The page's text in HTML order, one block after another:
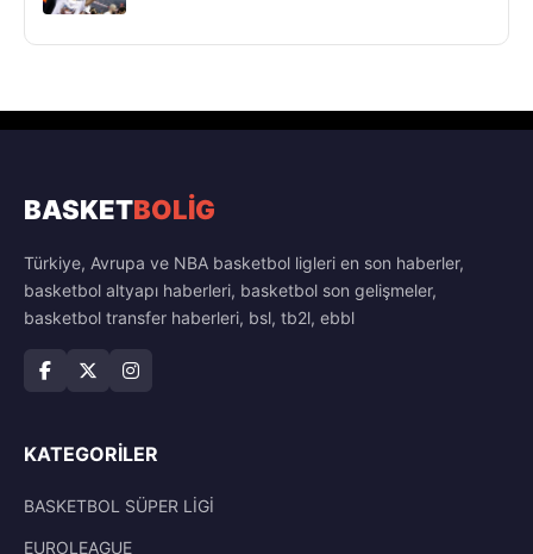
BASKETBOLİG
Türkiye, Avrupa ve NBA basketbol ligleri en son haberler,
basketbol altyapı haberleri, basketbol son gelişmeler,
basketbol transfer haberleri, bsl, tb2l, ebbl
KATEGORILER
BASKETBOL SÜPER LİGİ
EUROLEAGUE